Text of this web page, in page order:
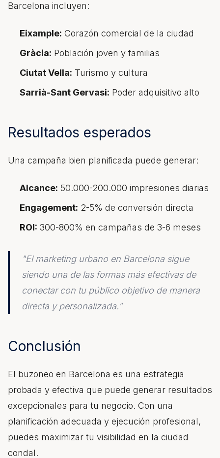
Barcelona incluyen:
Eixample: Corazón comercial de la ciudad
Gràcia: Población joven y familias
Ciutat Vella: Turismo y cultura
Sarrià-Sant Gervasi: Poder adquisitivo alto
Resultados esperados
Una campaña bien planificada puede generar:
Alcance: 50.000-200.000 impresiones diarias
Engagement: 2-5% de conversión directa
ROI: 300-800% en campañas de 3-6 meses
"El marketing urbano en Barcelona sigue
siendo una de las formas más efectivas de
conectar con tu público objetivo de manera
directa y personalizada."
Conclusión
El buzoneo en Barcelona es una estrategia
probada y efectiva que puede generar resultados
excepcionales para tu negocio. Con una
planificación adecuada y ejecución profesional,
puedes maximizar tu visibilidad en la ciudad
condal.